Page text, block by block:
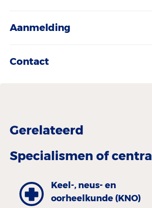
Aanmelding
Contact
Gerelateerd
Specialismen of centra
Keel-, neus- en
oorheelkunde (KNO)